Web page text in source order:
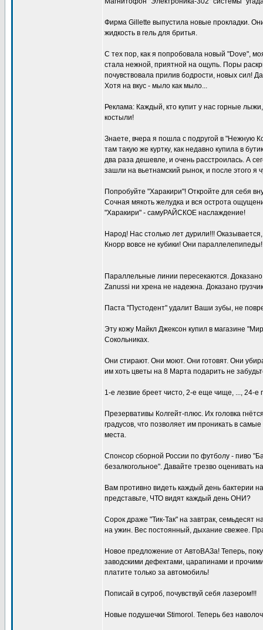
Фирма Gillettе выпустила новые прокладки.
жидкость в гель для бритья.
С тех пор, как я попробовала новый "Dove",
стала нежной, приятной на ощупь. Поры
почувствовала прилив бодрости, новых сил!
Хотя на вкус - мыло как мыло...
Реклама: Каждый, кто купит у нас горные
костыли!
Знаете, вчера я пошла с подругой в "Нежную
там такую же куртку, как недавно купила в
два раза дешевле, и очень расстроилась. А
зашли на вьетнамский рынок, и после этого я
Попробуйте "Харакири"! Откройте для себя
Сочная мякоть желудка и вся острота
"Харакири" - самуРАЙСКОЕ наслаждение!
Народ! Нас столько лет дурили!!!
Кнорр вовсе не кубики! Они
Параллельные линии пересекаются.
Zanussi ни хрена не надежна. Доказано
Паста "Пустодент" удалит Ваши зубы, не
Эту кожу Майкл Джексон купил в магазине
Сокольниках.
Они стиpают. Они моют. Они готовят. Они
им хоть цветы на 8 Маpта подаpить не
1-е лезвие бреет чисто, 2-е еще чище, ..., 24-е
Презервативы Колгейт-плюс. Их головка
градусов, что позволяет им проникать в
места.
Спонсор сборной России по футболу - пиво
безалкогольное". Давайте трезво оценивать
Вам пpотивно видеть каждый день бактеpии
пpедставьте, ЧТО видят каждый день ОHИ?
Сорок драже "Тик-Так" на завтрак, семьдесят
на ужин. Вес постоянный, дыхание свежее.
Новое предложение от АвтоВАЗа! Теперь,
заводскими дефектами, царапинами и
платите только за автомобиль!
Пописай в сугроб, почувствуй себя лазером!!!
Новые подушечки Stimorol. Теперь без